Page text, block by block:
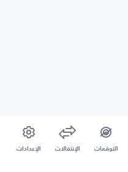
التوقعات الإنتقالات الإعدادات